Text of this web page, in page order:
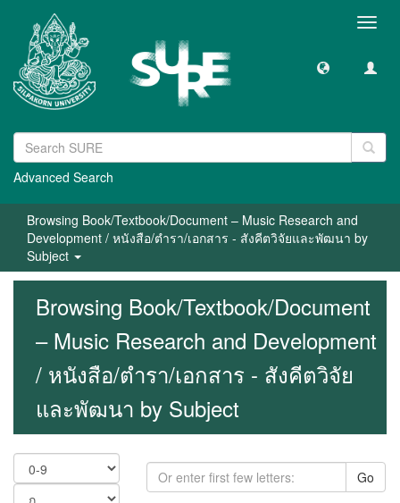
Advanced Search
Browsing Book/Textbook/Document – Music Research and
Development / หนังสือ/ตำรา/เอกสาร - สังคีตวิจัยและพัฒนา by
Subject
Browsing Book/Textbook/Document
– Music Research and Development
/ หนังสือ/ตำรา/เอกสาร - สังคีตวิจัย
และพัฒนา by Subject
Go